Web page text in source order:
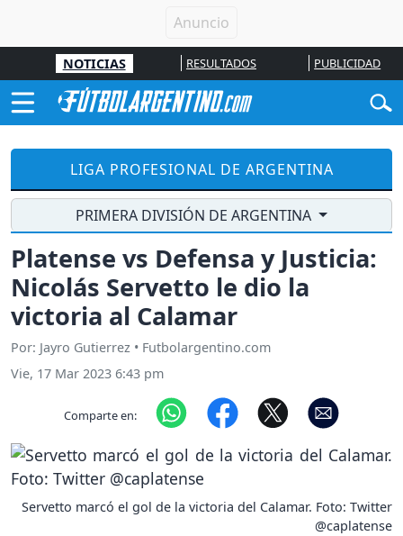
NOTICIAS RESULTADOS PUBLICIDAD
LIGA PROFESIONAL DE ARGENTINA
PRIMERA DIVISIÓN DE ARGENTINA
Platense vs Defensa y Justicia:
Nicolás Servetto le dio la
victoria al Calamar
Por: Jayro Gutierrez • Futbolargentino.com
Vie, 17 Mar 2023 6:43 pm
Comparte en:
Servetto marcó el gol de la victoria del Calamar. Foto: Twitter
@caplatense